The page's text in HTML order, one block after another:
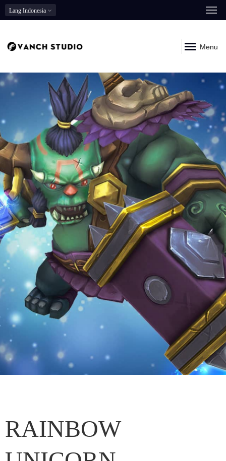
Lang Indonesia
Menu
RAINBOW